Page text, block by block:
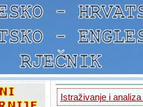
Istraživanje i